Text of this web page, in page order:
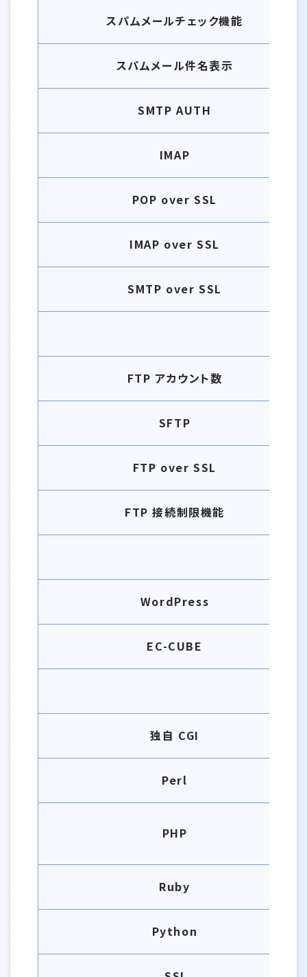
スパムメールチェック機能
スパムメール件名表示
SMTP AUTH
IMAP
POP over SSL
IMAP over SSL
SMTP over SSL
FTP アカウント数
SFTP
FTP over SSL
FTP 接続制限機能
WordPress
EC-CUBE
独自 CGI
Perl
PHP
Ruby
Python